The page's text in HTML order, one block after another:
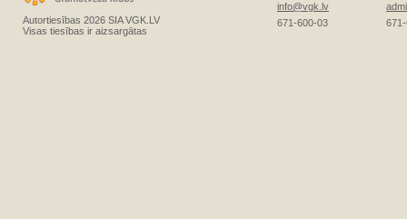
Autortiesības 2026 SIA VGK.LV
Visas tiesības ir aizsargātas
info@vgk.lv
671-600-03